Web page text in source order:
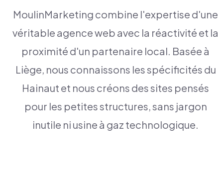
MoulinMarketing combine l'expertise d'une
véritable agence web avec la réactivité et la
proximité d'un partenaire local. Basée à
Liège, nous connaissons les spécificités du
Hainaut et nous créons des sites pensés
pour les petites structures, sans jargon
inutile ni usine à gaz technologique.